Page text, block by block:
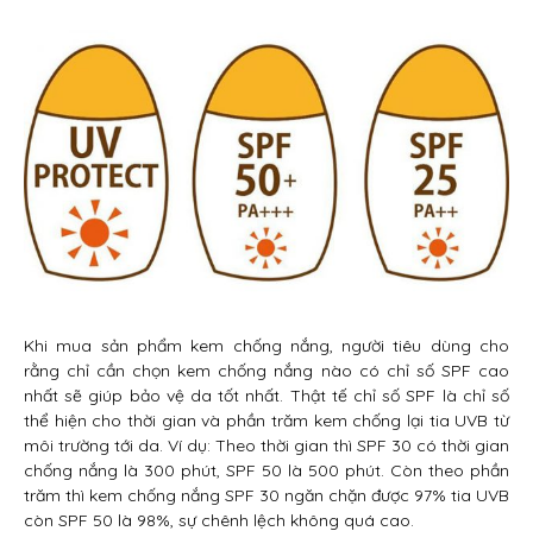
Khi mua sản phẩm kem chống nắng, người tiêu dùng cho
rằng chỉ cần chọn kem chống nắng nào có chỉ số SPF cao
nhất sẽ giúp bảo vệ da tốt nhất. Thật tế chỉ số SPF là chỉ số
thể hiện cho thời gian và phần trăm kem chống lại tia UVB từ
môi trường tới da. Ví dụ: Theo thời gian thì SPF 30 có thời gian
chống nắng là 300 phút, SPF 50 là 500 phút. Còn theo phần
trăm thì kem chống nắng SPF 30 ngăn chặn được 97% tia UVB
còn SPF 50 là 98%, sự chênh lệch không quá cao.